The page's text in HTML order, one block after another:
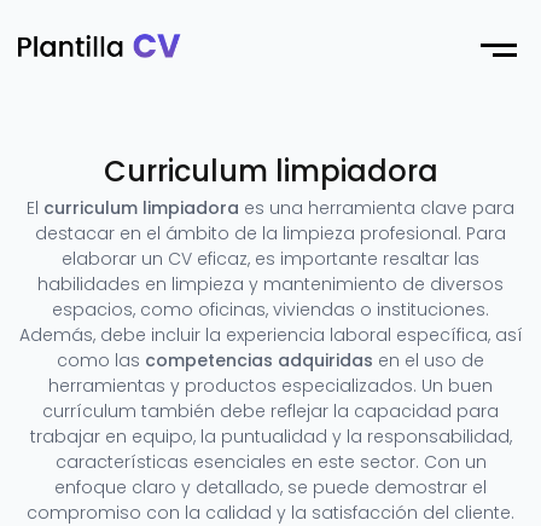
Menu
Curriculum limpiadora
El curriculum limpiadora es una herramienta clave para
destacar en el ámbito de la limpieza profesional. Para
elaborar un CV eficaz, es importante resaltar las
habilidades en limpieza y mantenimiento de diversos
espacios, como oficinas, viviendas o instituciones.
Además, debe incluir la experiencia laboral específica, así
como las competencias adquiridas en el uso de
herramientas y productos especializados. Un buen
currículum también debe reflejar la capacidad para
trabajar en equipo, la puntualidad y la responsabilidad,
características esenciales en este sector. Con un
enfoque claro y detallado, se puede demostrar el
compromiso con la calidad y la satisfacción del cliente.